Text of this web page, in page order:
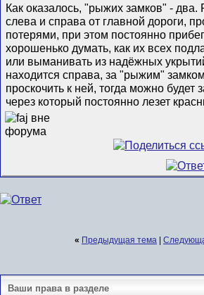
Как оказалось, "рыжих замков" - два.
слева и справа от главной дороги,
потерями, при этом постоянно
хорошенько думать, как их всех
или выманивать из надёжных
находится справа, за "рыжим"
проскочить к ней, тогда можно будет
через который постоянно лезет
« Предыдущая тема |
Ваши права в разделе